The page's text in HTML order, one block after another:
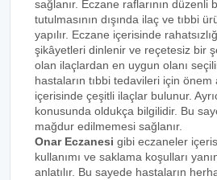
sağlanır. Eczane raflarının düzenli
tutulmasının dışında ilaç ve tıbbi
yapılır. Eczane içerisinde
şikâyetleri dinlenir ve reçetesiz bir
olan ilaçlardan en uygun olanı
hastaların tıbbi tedavileri için
içerisinde çeşitli ilaçlar bulunur.
konusunda oldukça bilgilidir. Bu
mağdur edilmemesi sağlanır.
Onar Eczanesi gibi eczaneler
kullanımı ve saklama koşulları
anlatılır. Bu sayede hastaların